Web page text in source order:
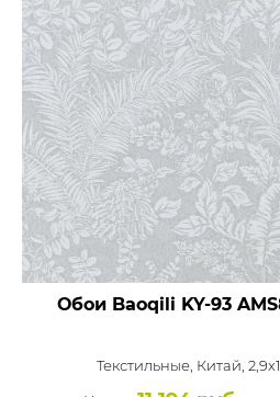
Обои Baoqili KY-93
Текстильные, Китай,